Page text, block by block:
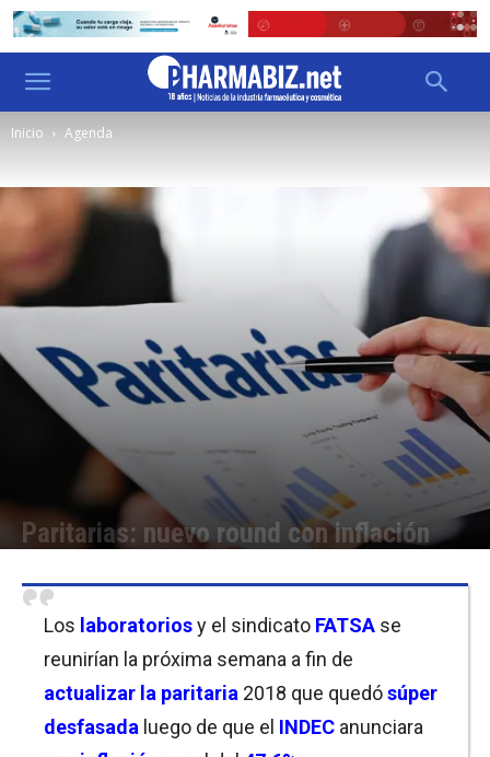
Inicio Agenda
Paritarias: nuevo round con inflación
Los laboratoriosy el sindicato FATSA se
reunirían la próxima semana a fin de
actualizar la paritaria 2018 que quedósúper
desfasada luego de que el INDEC anunciara